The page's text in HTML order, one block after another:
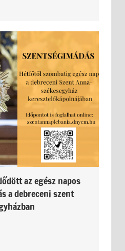
az egész napos
a debreceni szent